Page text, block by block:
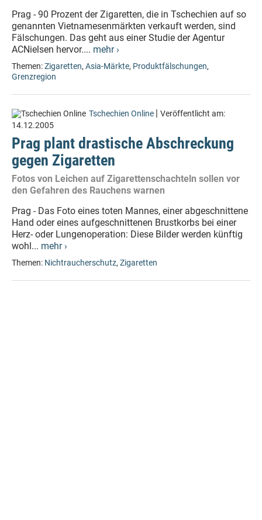
Prag - 90 Prozent der Zigaretten, die in Tschechien auf so
genannten Vietnamesenmärkten verkauft werden, sind
Fälschungen. Das geht aus einer Studie der Agentur
ACNielsen hervor.... mehr ›
Themen:Zigaretten, Asia-Märkte, Produktfälschungen,
Grenzregion
Tschechien Online | Veröffentlicht am:
14.12.2005
Prag plant drastische Abschreckung
gegen Zigaretten
Fotos von Leichen auf Zigarettenschachteln sollen vor
den Gefahren des Rauchens warnen
Prag - Das Foto eines toten Mannes, einer abgeschnittene
Hand oder eines aufgeschnittenen Brustkorbs bei einer
Herz- oder Lungenoperation: Diese Bilder werden künftig
wohl... mehr ›
Themen: Nichtraucherschutz, Zigaretten